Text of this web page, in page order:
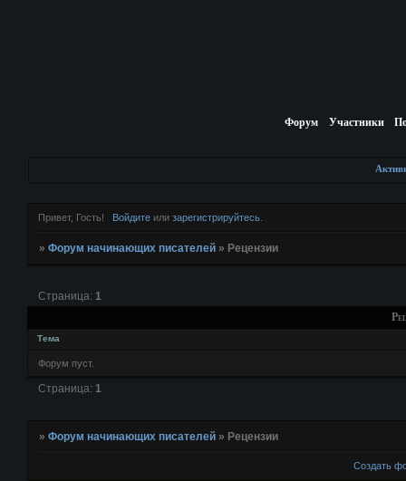
Форум Участники
Привет, Гость! Войдитеили зарегистрируйтесь.
»Форум начинающих писателей » Рецензии
Страница: 1
Тема
Форум пуст.
Страница: 1
»Форум начинающих писателей » Рецензии
Создать